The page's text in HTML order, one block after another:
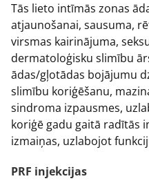
Tās lieto intīmās zonas
atjaunošanai, sausuma,
virsmas kairinājuma,
dermatoloģisku slimību
ādas/gļotādas bojājumu
slimību koriģēšanu,
sindroma izpausmes,
koriģē gadu gaitā radītās
izmaiņas, uzlabojot
PRF injekcijas